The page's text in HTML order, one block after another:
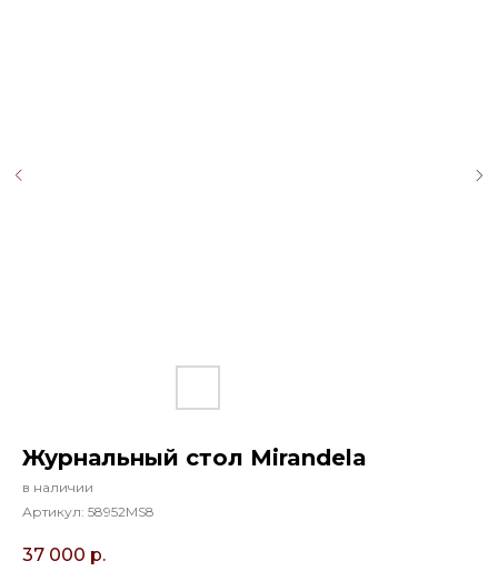
Журнальный стол Mirandela
в наличии
Артикул: 58952MS8
37 000 р.